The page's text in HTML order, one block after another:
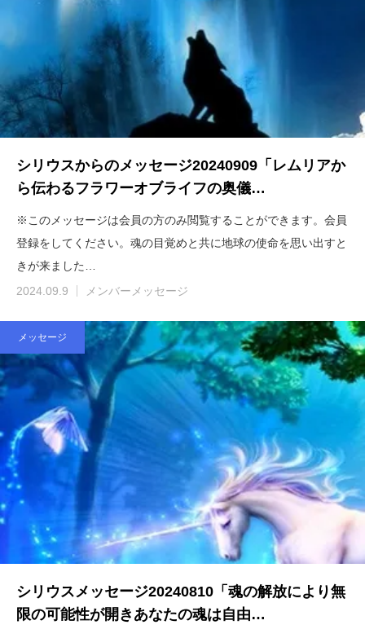
シリウスからのメッセージ20240909「レムリアか
ら伝わるフラワーオブライフの奥儀…
※このメッセージは会員の方のみ閲覧することができます。会員
登録をしてください。魂の目覚めと共に地球の使命を思い出すと
きが来ました…
2024.09.9
メンバーメッセージ
メッセージ
シリウスメッセージ20240810「魂の解放により無
限の可能性が開きあなたの魂は自由…